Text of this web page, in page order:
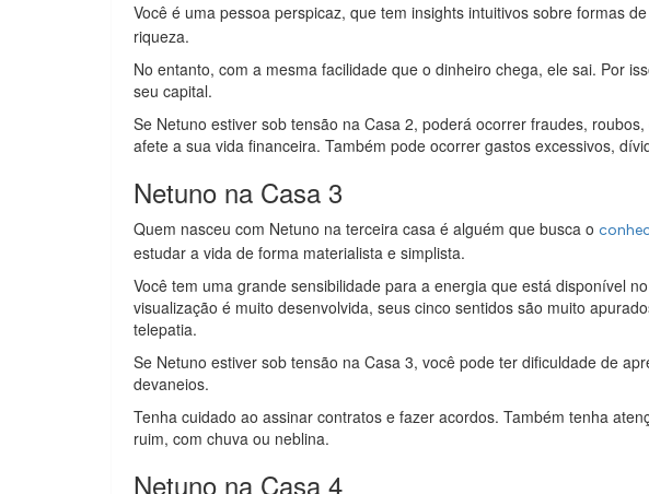
Você é uma pessoa perspicaz, que tem insights intuitivos sobre formas de
riqueza.
No entanto, com a mesma facilidade que o dinheiro chega, ele sai. Por
seu capital.
Se Netuno estiver sob tensão na Casa 2, poderá ocorrer fraudes,
afete a sua vida financeira. Também pode ocorrer gastos excessivos,
Netuno na Casa 3
Quem nasceu com Netuno na terceira casa é alguém que busca o
estudar a vida de forma materialista e simplista.
Você tem uma grande sensibilidade para a energia que está disponível
visualização é muito desenvolvida, seus cinco sentidos são muito
telepatia.
Se Netuno estiver sob tensão na Casa 3, você pode ter dificuldade de
devaneios.
Tenha cuidado ao assinar contratos e fazer acordos. Também tenha
ruim, com chuva ou neblina.
Netuno na Casa 4